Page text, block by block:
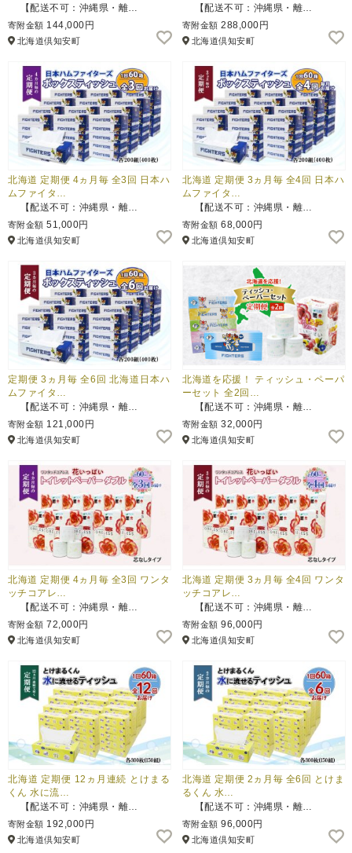
【配送不可：沖縄県・離…
寄附金額 144,000円
北海道倶知安町
【配送不可：沖縄県・離…
寄附金額 288,000円
北海道倶知安町
北海道 定期便 4ヵ月毎 全3回 日本ハ
ムファイタ…
【配送不可：沖縄県・離…
寄附金額 51,000円
北海道倶知安町
北海道 定期便 3ヵ月毎 全4回 日本ハ
ムファイタ…
【配送不可：沖縄県・離…
寄附金額 68,000円
北海道倶知安町
定期便 3ヵ月毎 全6回 北海道日本ハ
ムファイタ…
【配送不可：沖縄県・離…
寄附金額 121,000円
北海道倶知安町
北海道を応援！ ティッシュ・ペーパ
ーセット 全2回…
【配送不可：沖縄県・離…
寄附金額 32,000円
北海道倶知安町
北海道 定期便 4ヵ月毎 全3回 ワンタ
ッチコアレ…
【配送不可：沖縄県・離…
寄附金額 72,000円
北海道倶知安町
北海道 定期便 3ヵ月毎 全4回 ワンタ
ッチコアレ…
【配送不可：沖縄県・離…
寄附金額 96,000円
北海道倶知安町
北海道 定期便 12ヵ月連続 とけまる
くん 水に流…
【配送不可：沖縄県・離…
寄附金額 192,000円
北海道倶知安町
北海道 定期便 2ヵ月毎 全6回 とけま
るくん 水…
【配送不可：沖縄県・離…
寄附金額 96,000円
北海道倶知安町